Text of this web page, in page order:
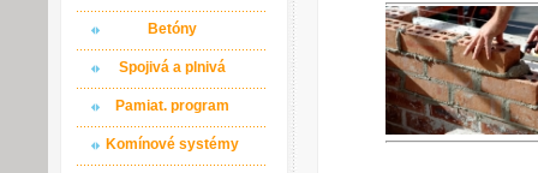
Betóny
Spojivá a plnivá
Pamiat. program
Komínové systémy